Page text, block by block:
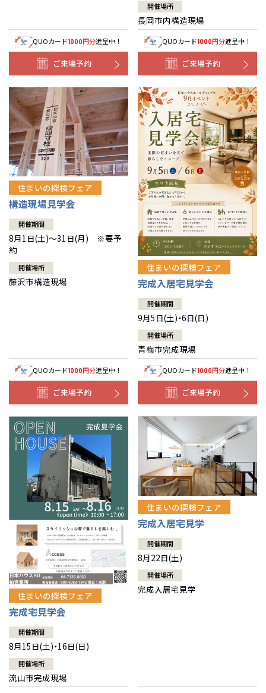
QUOカード1000円分進呈中！
ご来場予約
開催場所
長岡市内構造現場
QUOカード1000円分進呈中！
ご来場予約
住まいの探検フェア
構造現場見学会
開催期間
8月1日(土)～31日(月) ※要予
約
開催場所
藤沢市構造現場
QUOカード1000円分進呈中！
ご来場予約
住まいの探検フェア
完成入居宅見学会
開催期間
9月5日(土)・6日(日)
開催場所
青梅市完成現場
QUOカード1000円分進呈中！
ご来場予約
住まいの探検フェア
完成宅見学会
開催期間
8月15日(土)・16日(日)
開催場所
流山市完成現場
住まいの探検フェア
完成入居宅見学
開催期間
8月22日(土)
開催場所
完成入居宅見学